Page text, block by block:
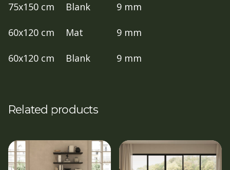
75x150 cm Blank 9 mm
60x120 cm Mat 9 mm
60x120 cm Blank 9 mm
Related products